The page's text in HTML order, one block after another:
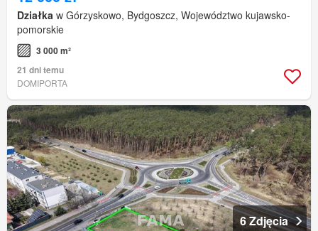
Działka w Górzyskowo, Bydgoszcz, Województwo kujawsko-
pomorskie
3 000 m²
21 dni temu
DOMIPORTA
6 Zdjęcia